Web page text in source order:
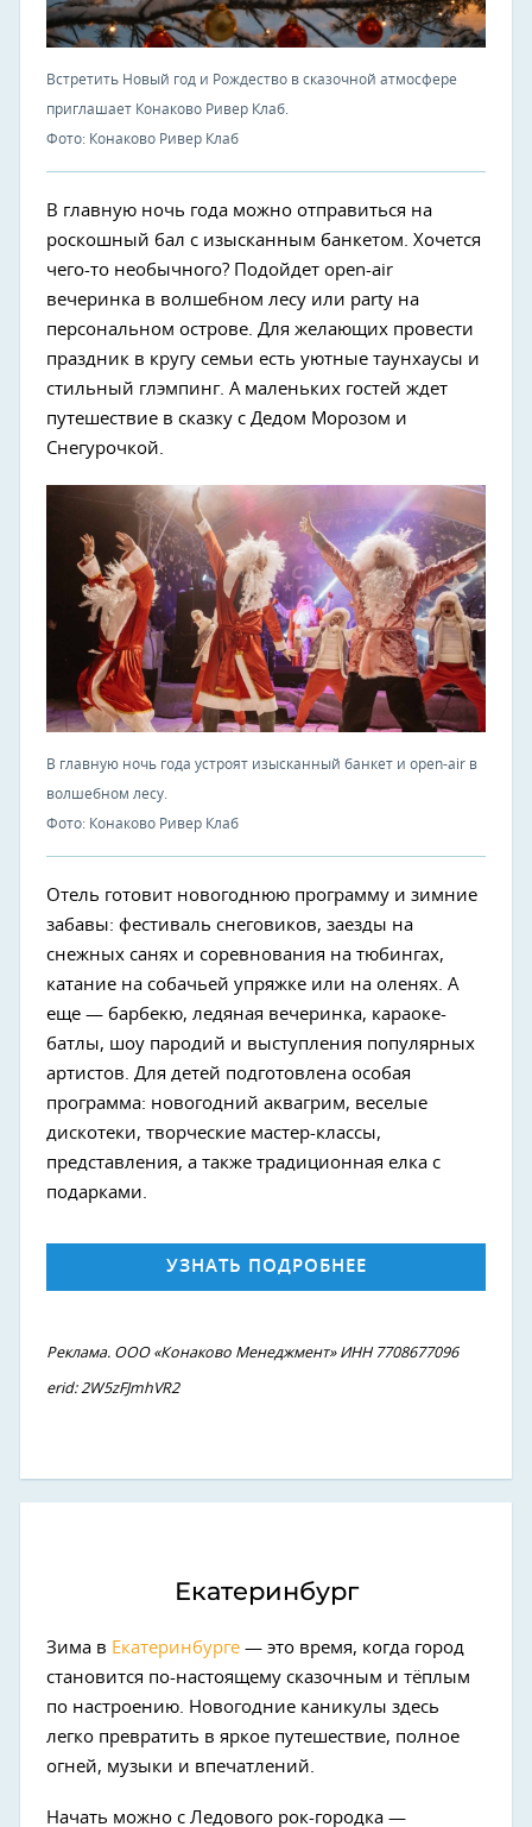
Встретить Новый год и Рождество в сказочной атмосфере
приглашает Конаково Ривер Клаб.
Фото: Конаково Ривер Клаб
В главную ночь года можно отправиться на
роскошный бал с изысканным банкетом. Хочется
чего-то необычного? Подойдет open-air
вечеринка в волшебном лесу или party на
персональном острове. Для желающих провести
праздник в кругу семьи есть уютные таунхаусы и
стильный глэмпинг. А маленьких гостей ждет
путешествие в сказку с Дедом Морозом и
Снегурочкой.
В главную ночь года устроят изысканный банкет и open-air в
волшебном лесу.
Фото: Конаково Ривер Клаб
Отель готовит новогоднюю программу и зимние
забавы: фестиваль снеговиков, заезды на
снежных санях и соревнования на тюбингах,
катание на собачьей упряжке или на оленях. А
еще — барбекю, ледяная вечеринка, караоке-
батлы, шоу пародий и выступления популярных
артистов. Для детей подготовлена особая
программа: новогодний аквагрим, веселые
дискотеки, творческие мастер-классы,
представления, а также традиционная елка с
подарками.
УЗНАТЬ ПОДРОБНЕЕ
Реклама. ООО «Конаково Менеджмент» ИНН 7708677096
erid: 2W5zFJmhVR2
Екатеринбург
Зима в Екатеринбурге — это время, когда город
становится по-настоящему сказочным и тёплым
по настроению. Новогодние каникулы здесь
легко превратить в яркое путешествие, полное
огней, музыки и впечатлений.
Начать можно с Ледового рок-городка —